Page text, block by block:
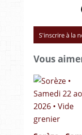
S'inscrire à la
Vous